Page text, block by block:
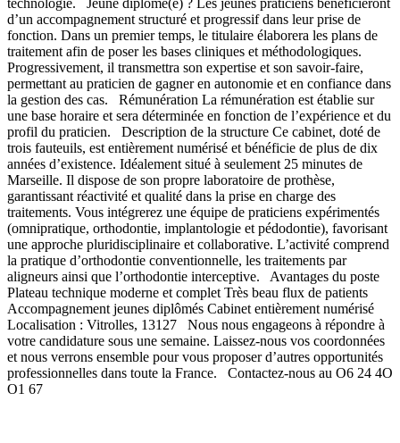
technologie. Jeune diplômé(e) ? Les jeunes praticiens bénéficieront
d’un accompagnement structuré et progressif dans leur prise de
fonction. Dans un premier temps, le titulaire élaborera les plans de
traitement afin de poser les bases cliniques et méthodologiques.
Progressivement, il transmettra son expertise et son savoir-faire,
permettant au praticien de gagner en autonomie et en confiance dans
la gestion des cas. Rémunération La rémunération est établie sur
une base horaire et sera déterminée en fonction de l’expérience et du
profil du praticien. Description de la structure Ce cabinet, doté de
trois fauteuils, est entièrement numérisé et bénéficie de plus de dix
années d’existence. Idéalement situé à seulement 25 minutes de
Marseille. Il dispose de son propre laboratoire de prothèse,
garantissant réactivité et qualité dans la prise en charge des
traitements. Vous intégrerez une équipe de praticiens expérimentés
(omnipratique, orthodontie, implantologie et pédodontie), favorisant
une approche pluridisciplinaire et collaborative. L’activité comprend
la pratique d’orthodontie conventionnelle, les traitements par
aligneurs ainsi que l’orthodontie interceptive. Avantages du poste
Plateau technique moderne et complet Très beau flux de patients
Accompagnement jeunes diplômés Cabinet entièrement numérisé
Localisation : Vitrolles, 13127 Nous nous engageons à répondre à
votre candidature sous une semaine. Laissez-nous vos coordonnées
et nous verrons ensemble pour vous proposer d’autres opportunités
professionnelles dans toute la France. Contactez-nous au O6 24 4O
O1 67